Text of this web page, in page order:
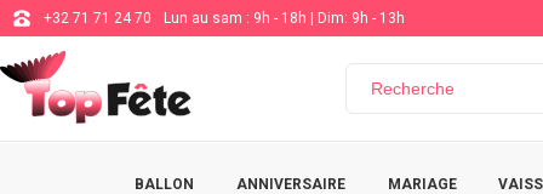
+32 71 71 24 70 Lun au sam : 9h - 18h | Dim: 9h - 13h
BALLON ANNIVERSAIRE MARIAGE